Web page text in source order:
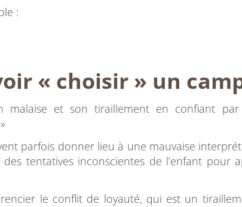
:
« choisir » un
malaise et son tiraillement en confiant par
parfois donner lieu à une mauvaise
des tentatives inconscientes de l’enfant pour
le conflit de loyauté, qui est un